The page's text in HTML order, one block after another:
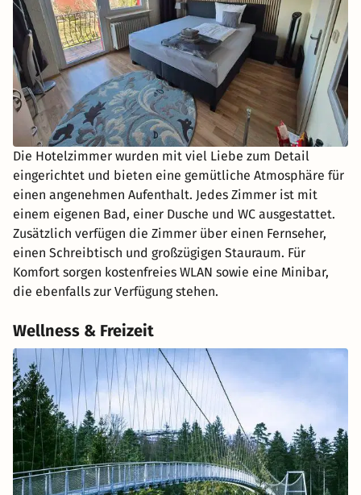
Die Hotelzimmer wurden mit viel Liebe zum Detail
eingerichtet und bieten eine gemütliche Atmosphäre für
einen angenehmen Aufenthalt. Jedes Zimmer ist mit
einem eigenen Bad, einer Dusche und WC ausgestattet.
Zusätzlich verfügen die Zimmer über einen Fernseher,
einen Schreibtisch und großzügigen Stauraum. Für
Komfort sorgen kostenfreies WLAN sowie eine Minibar,
die ebenfalls zur Verfügung stehen.
Wellness & Freizeit